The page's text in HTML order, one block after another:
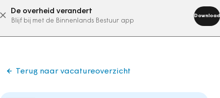
De overheid verandert
Blijf bij met de Binnenlands Bestuur app
Download
Terug naar vacatureoverzicht